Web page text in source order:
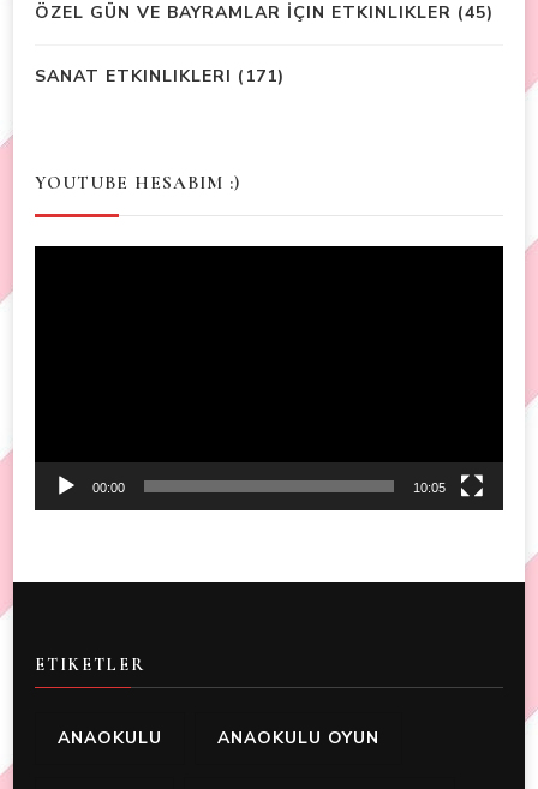
ÖZEL GÜN VE BAYRAMLAR İÇIN ETKINLIKLER (45)
SANAT ETKINLIKLERI (171)
YOUTUBE HESABIM :)
00:00 10:05
ETIKETLER
ANAOKULU ANAOKULU OYUN